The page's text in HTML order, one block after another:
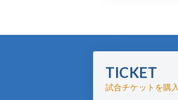
TICKET
試合チケットを購入